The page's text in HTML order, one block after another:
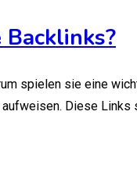
spielen sie eine
Diese